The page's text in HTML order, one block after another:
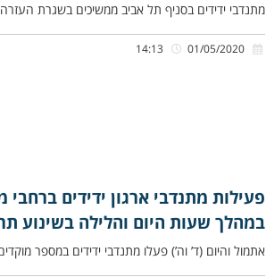
מתנדבי ידידים בסניף תל אביב ממשיכים בשגרת
פעילות מתנדבי ארגון ידידים
במהלך שעות היום והלילה בשינוע
אתמול והיום (ד’ וה’) פעלו מתנדבי ידידים במספר